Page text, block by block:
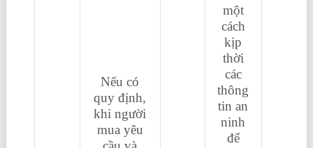
Nếu có
quy định,
khi người
mua yêu
một
cách
kịp
thời
các
thông
tin an
ninh
để